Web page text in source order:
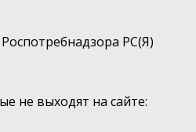
РС(Я)
не выходят на сайте: